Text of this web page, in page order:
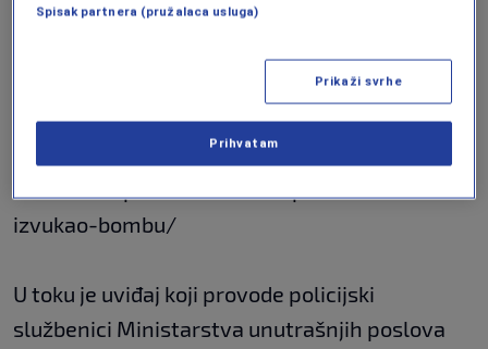
Osumnjičeni je koristio lažni identitet, te je u
količinu opojnih droga i naoružanja.
https://n1info.ba/crna-hronika/drama-u-
izvukao-bombu/
U toku je uviđaj koji provode policijski
službenici Ministarstva unutrašnjih poslova
Spisak partnera (pružalaca usluga)
Prikaži svrhe
Prihvatam